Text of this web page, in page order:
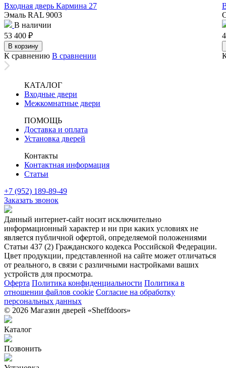
Входная дверь Кармина 27
Эмаль RAL 9003
В наличии
53 400 ₽
В корзину
К сравнению В сравнении
КАТАЛОГ
Входные двери
Межкомнатные двери
ПОМОЩЬ
Доставка и оплата
Установка дверей
Контакты
Контактная информация
Статьи
+7 (952) 189-89-49
Заказать звонок
Данный интернет-сайт носит исключительно
информационный характер и ни при каких условиях не
является публичной офертой, определяемой положениями
Статьи 437 (2) Гражданского кодекса Российской Федерации.
Цвет продукции, представленной на сайте может отличаться
от реального, в связи с различными настройками ваших
устройств для просмотра.
Оферта Политика конфиденциальности Политика в
отношении файлов cookie Согласие на обработку
персональных данных
© 2026 Магазин дверей «Sheffdoors»
Каталог
Позвонить